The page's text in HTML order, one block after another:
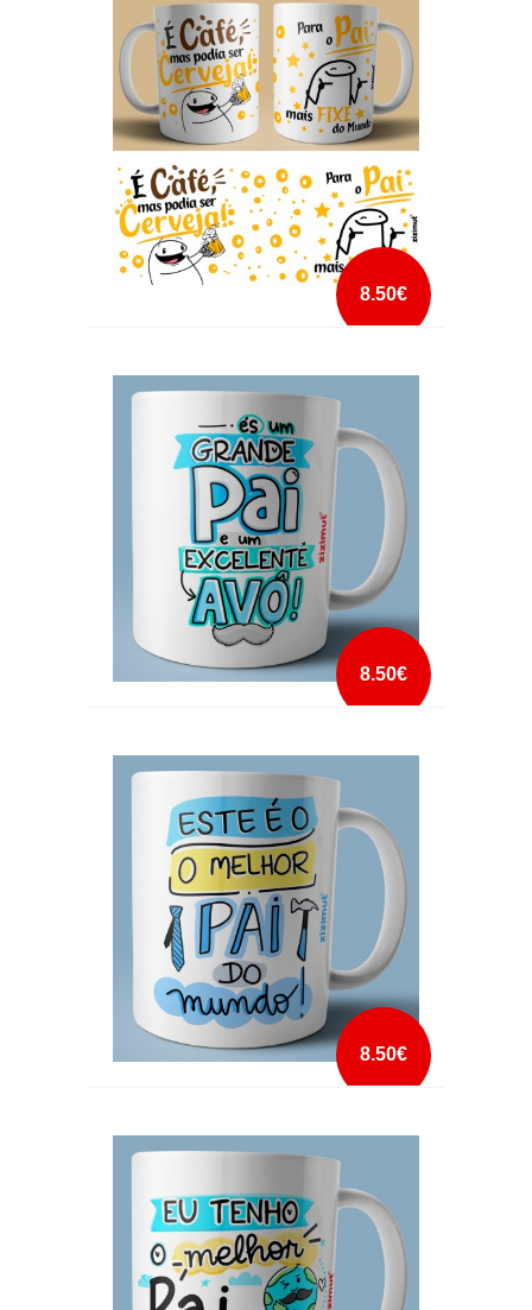
mais info
add à lista
8.50€
PAI
mais info
add à lista
8.50€
EXCELENTE AVÔ
mais info
add à lista
8.50€
mais info
add à lista